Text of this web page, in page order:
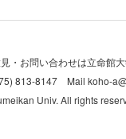
・お問い合わせは立命館大
813-8147 Mail koho-
Univ. All rights